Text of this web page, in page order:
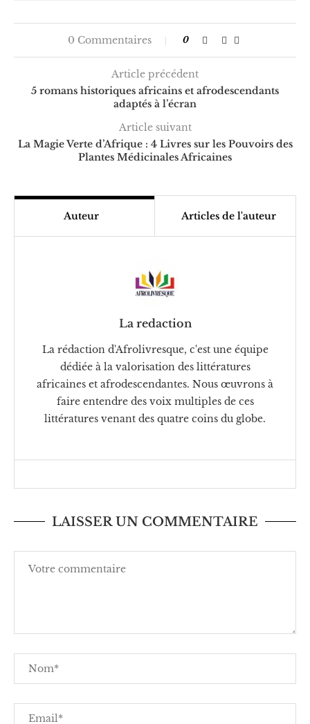
0 Commentaires 0
Article précédent
5 romans historiques africains et afrodescendants
adaptés à l’écran
Article suivant
La Magie Verte d’Afrique : 4 Livres sur les Pouvoirs des
Plantes Médicinales Africaines
Auteur Articles de l'auteur
La redaction
La rédaction d'Afrolivresque, c'est une équipe
dédiée à la valorisation des littératures
africaines et afrodescendantes. Nous œuvrons à
faire entendre des voix multiples de ces
littératures venant des quatre coins du globe.
LAISSER UN COMMENTAIRE